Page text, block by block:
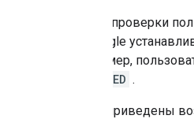
Статус проверки
on Google
Например,
VERIFIED .
Ниже приведены